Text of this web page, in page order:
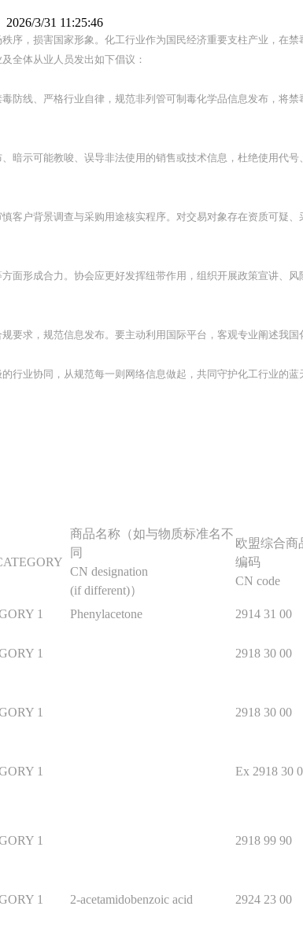
2026/3/31 11:25:46
，损害国家形象。化工行业作为国民经济重要支柱产业，在
全体从业人员发出如下倡议：
线、严格行业自律，规范非列管可制毒化学品信息发布，将
示可能教唆、误导非法使用的销售或技术信息，杜绝使用代
户背景调查与采购用途核实程序。对交易对象存在资质可疑
形成合力。协会应更好发挥纽带作用，组织开展政策宣讲、
求，规范信息发布。要主动利用国际平台，客观专业阐述我
业协同，从规范每一则网络信息做起，共同守护化工行业的
商品名称（如与物质标准名不
同
CN designation
(if different)）
欧盟综合商
编码
CN code
1 Phenylacetone 2914 31 00
1 2918 30 00
1 2918 30 00
1 Ex 2918 30
1 2918 99 90
1 2-acetamidobenzoic acid 2924 23 00